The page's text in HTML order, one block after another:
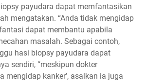
payudara dapat memfantasikan
mengatakan. “Anda tidak mengidap
fantasi dapat membantu apabila
masalah. Sebagai contoh,
hasi biopsy payudara dapat
sendiri, “meskipun dokter
mengidap kanker’, asalkan ia juga